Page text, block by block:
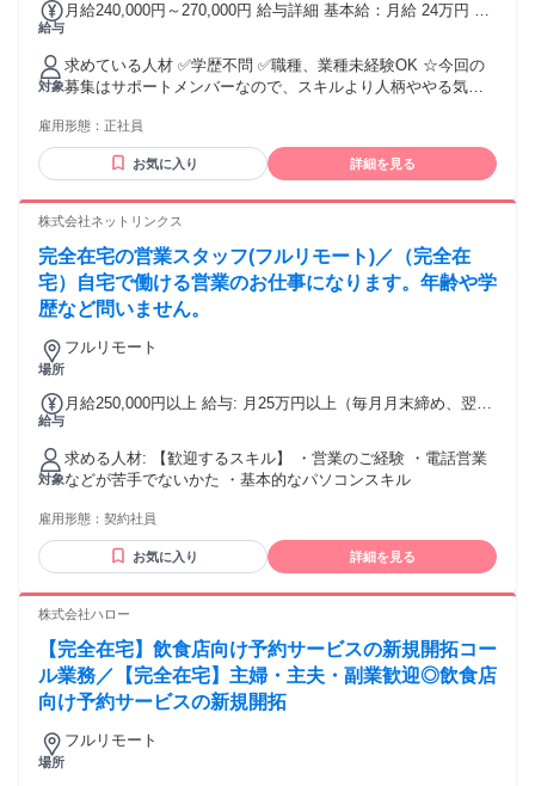
給与
月給240,000円～270,000円 給与詳細 基本給：月給 24万円 〜
れる通勤・皆勤・家族手当金額：なし 全員に一律で支払われ
るその他手当金額：なし
対象
求めている人材 ✅学歴不問 ✅職種、業種未経験OK ☆今回の
募集はサポートメンバーなので、スキルより人柄ややる気を
東京オフィスに出社ができるメンバーを想定しています(日帰
りOK＋交通費1000円支給)。 ＜キャリアプラン＞ 🌸入社1～3
ヶ月 まずはジャパゲートのサービス内容や、外国人材の就業
い合わせ対応、日程調整などの基礎的な事務作業から慣れて
ート担当として、カウンセリング準備、選考進捗管理、入社
前後のフォローなど、より幅広い業務をお任せします。 ⭐入
社3～5年後 サポート事務チームのリーダーとして、後輩の育
成や業務フロー改善にも挑戦可能です。外国人材の日本での
キャリア形成を支える、事業運営の中心メンバーとして活躍
バーが、それぞれの専門性を活かして事業を進めています。
心して働き始められるようサポートする仕事です。 社内はフ
ラットに意見を言いやすい雰囲気で、国や文化の違いを前向
を大切にしています。
雇用形態： 正社員
お気に入り 詳細を見る
株式会社ネットリンクス
完全在宅の営業スタッフ(フルリモート)／（完全在
宅）自宅で働ける営業のお仕事になります。年齢や学
歴など問いません。
場所
フルリモート
給与
月給250,000円以上 給与: 月25万円以上（毎月月末締め、翌月
対象
求める人材: 【歓迎するスキル】 ・営業のご経験 ・電話営業
などが苦手でないかた ・基本的なパソコンスキル
雇用形態： 契約社員
お気に入り 詳細を見る
株式会社ハロー
【完全在宅】飲食店向け予約サービスの新規開拓コー
ル業務／【完全在宅】主婦・主夫・副業歓迎◎飲食店
向け予約サービスの新規開拓
場所
フルリモート